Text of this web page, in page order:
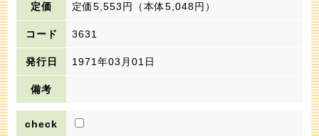
定価5,553円 （本体5,048円）
3631
1971年03月01日